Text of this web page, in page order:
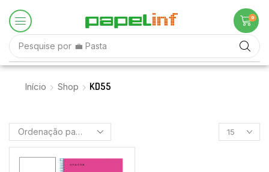
Pesquise por 💼 Pasta
0
Início Shop KD55